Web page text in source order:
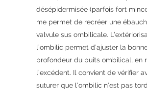
désépidermisée (parfois fort
me permet de recréer une
valvule sus ombilicale.
l’ombilic permet d’ajuster la
profondeur du puits ombilical, en
l’excédent. Il convient de vérifier
suturer que l’ombilic n’est pas